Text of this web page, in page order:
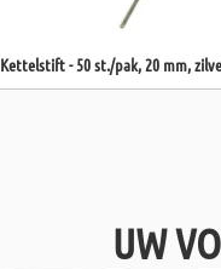
Kettelstift - 50 st./pak, 20 mm,
UW